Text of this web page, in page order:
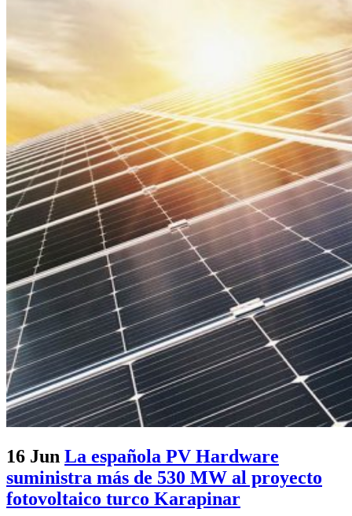
16 Jun La española PV Hardware
suministra más de 530 MW al proyecto
fotovoltaico turco Karapinar